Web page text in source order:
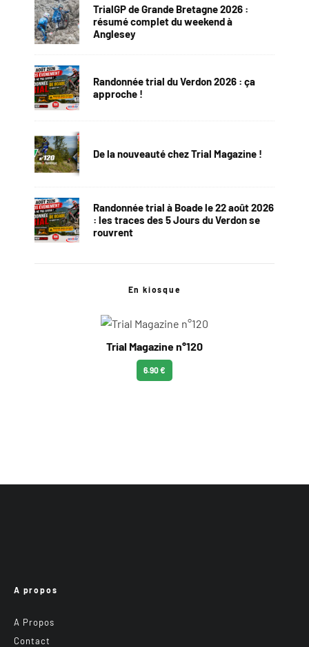
TrialGP de Grande Bretagne 2026 :
résumé complet du weekend à
Anglesey
Randonnée trial du Verdon 2026 : ça
approche !
De la nouveauté chez Trial Magazine !
Randonnée trial à Boade le 22 août 2026
: les traces des 5 Jours du Verdon se
rouvrent
En kiosque
Trial Magazine n°120
6.90 €
A propos
A Propos
Contact